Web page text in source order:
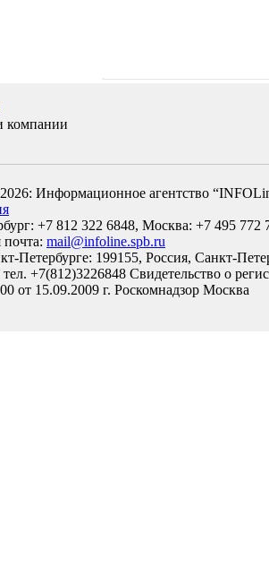
компании
Информационное агентство
+7 812 322 6848, Москва: +7 495 772
почта: mail@infoline.spb.ru
Петербурге: 199155, Россия, Санкт-
+7(812)3226848 Свидетельство о
от 15.09.2009 г. Роскомнадзор Москва